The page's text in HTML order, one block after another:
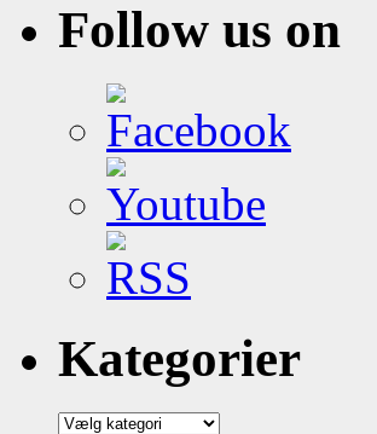
Follow us on
Kategorier
Kategorier